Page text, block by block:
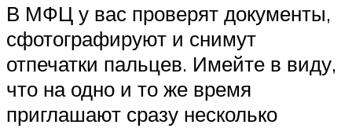
В МФЦ у вас проверят документы,
сфотографируют и снимут
отпечатки пальцев. Имейте в виду,
что на одно и то же время
приглашают сразу несколько